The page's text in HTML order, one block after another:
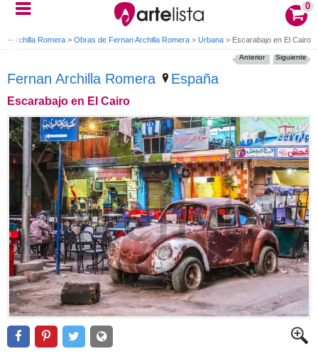
0
Archilla Romera > Obras de Fernan Archilla Romera > Urbana > Escarabajo en El Cairo
Fernan Archilla Romera España
Escarabajo en El Cairo
Siguiente
Anterior